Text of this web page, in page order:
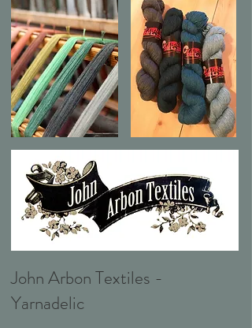
John Arbon Textiles -
Yarnadelic